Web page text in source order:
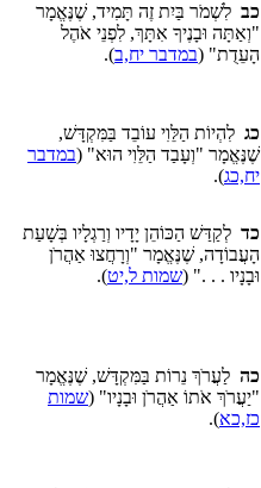
כב לִשְׁמֹר בַּיִת זֶה תָּמִיד, שֶׁנֶּאֱמָר
"וְאַתָּה וּבָנֶיךָ אִתָּךְ, לִפְנֵי אֹהֶל
הָעֵדֻת" (במדבר יח,ב).
כג לִהְיוֹת הַלֵּוִי עוֹבֵד בַּמִּקְדָּשׁ,
שֶׁנֶּאֱמָר "וְעָבַד הַלֵּוִי הוּא" (במדבר
יח,כג).
כד לְקַדַּשׁ הַכּוֹהֵן יָדָיו וְרַגְלָיו בְּשָׁעַת
הָעֲבוֹדָה, שֶׁנֶּאֱמָר "וְרָחֲצוּ אַהֲרֹן
וּבָנָיו . . ." (שמות ל,יט).
כה לַעֲרֹךְ נֵרוֹת בַּמִּקְדָּשׁ, שֶׁנֶּאֱמָר
"יַעֲרֹךְ אֹתוֹ אַהֲרֹן וּבָנָיו" (שמות
כז,כא).